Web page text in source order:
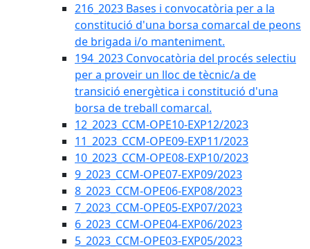
216_2023 Bases i convocatòria per a la
constitució d'una borsa comarcal de peons
de brigada i/o manteniment.
194_2023 Convocatòria del procés selectiu
per a proveir un lloc de tècnic/a de
transició energètica i constitució d'una
borsa de treball comarcal.
12_2023_CCM-OPE10-EXP12/2023
11_2023_CCM-OPE09-EXP11/2023
10_2023_CCM-OPE08-EXP10/2023
9_2023_CCM-OPE07-EXP09/2023
8_2023_CCM-OPE06-EXP08/2023
7_2023_CCM-OPE05-EXP07/2023
6_2023_CCM-OPE04-EXP06/2023
5_2023_CCM-OPE03-EXP05/2023